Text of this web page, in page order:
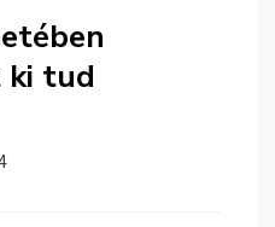
ki tud